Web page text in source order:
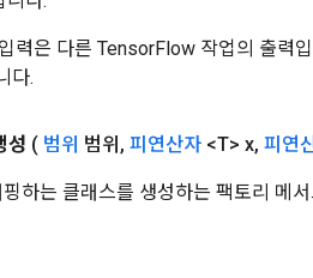
력은 다른 TensorFlow 작업의 출력
다.
성 ( 범위 범위 , 피연산자 <T> x, 피연
하는 클래스를 생성하는 팩토리 메